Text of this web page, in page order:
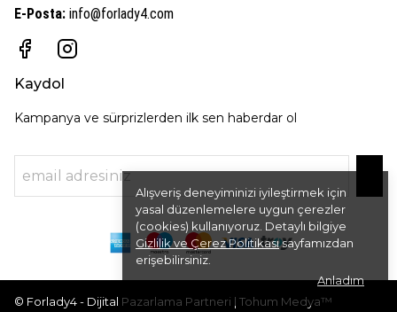
Alışveriş deneyiminizi iyileştirmek için
yasal düzenlemelere uygun çerezler
(cookies) kullanıyoruz. Detaylı bilgiye
Gizlilik ve Çerez Politikasısayfamızdan
erişebilirsiniz.
Anladım
E-Posta: info@forlady4.com
Kaydol
Kampanya ve sürprizlerden ilk sen haberdar ol
© Forlady4 - Dijital Pazarlama Partneri | Tohum Medya™